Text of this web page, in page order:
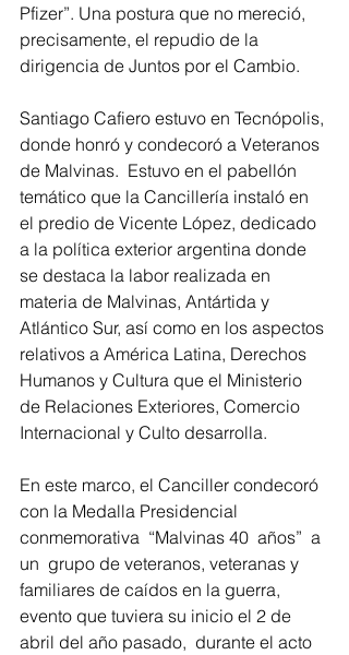
Pfizer”. Una postura que no mereció,
precisamente, el repudio de la
dirigencia de Juntos por el Cambio.
Santiago Cafiero estuvo en Tecnópolis,
donde honró y condecoró a Veteranos
de Malvinas.  Estuvo en el pabellón
temático que la Cancillería instaló en
el predio de Vicente López, dedicado
a la política exterior argentina donde
se destaca la labor realizada en
materia de Malvinas, Antártida y
Atlántico Sur, así como en los aspectos
relativos a América Latina, Derechos
Humanos y Cultura que el Ministerio
de Relaciones Exteriores, Comercio
Internacional y Culto desarrolla.
En este marco, el Canciller condecoró
con la Medalla Presidencial
conmemorativa  “Malvinas 40  años”  a
un  grupo de veteranos, veteranas y
familiares de caídos en la guerra,
evento que tuviera su inicio el 2 de
abril del año pasado,  durante el acto